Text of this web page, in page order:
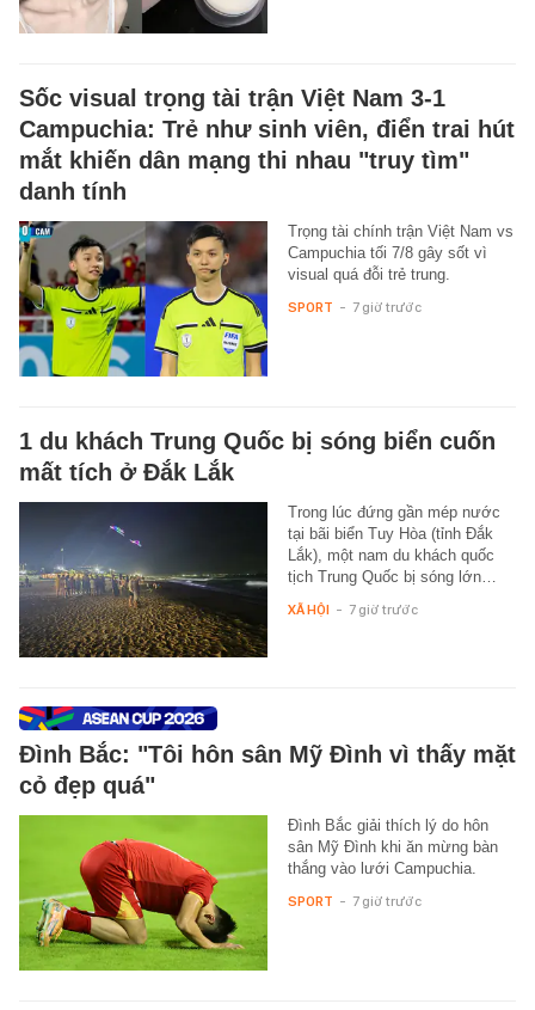
Sốc visual trọng tài trận Việt Nam 3-1
Campuchia: Trẻ như sinh viên, điển trai hút
mắt khiến dân mạng thi nhau "truy tìm"
danh tính
Trọng tài chính trận Việt Nam vs
Campuchia tối 7/8 gây sốt vì
visual quá đỗi trẻ trung.
SPORT - 7 giờ trước
1 du khách Trung Quốc bị sóng biển cuốn
mất tích ở Đắk Lắk
Trong lúc đứng gần mép nước
tại bãi biển Tuy Hòa (tỉnh Đắk
Lắk), một nam du khách quốc
tịch Trung Quốc bị sóng lớn…
XÃ HỘI - 7 giờ trước
Đình Bắc: "Tôi hôn sân Mỹ Đình vì thấy mặt
cỏ đẹp quá"
Đình Bắc giải thích lý do hôn
sân Mỹ Đình khi ăn mừng bàn
thắng vào lưới Campuchia.
SPORT - 7 giờ trước